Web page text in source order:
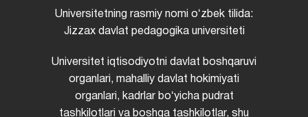
Universitetning rasmiy nomi oʻzbek tilida:
Jizzax davlat pedagogika universiteti
Universitet iqtisodiyotni davlat boshqaruvi
organlari, mahalliy davlat hokimiyati
organlari, kadrlar boʻyicha pudrat
tashkilotlari va boshqa tashkilotlar, shu